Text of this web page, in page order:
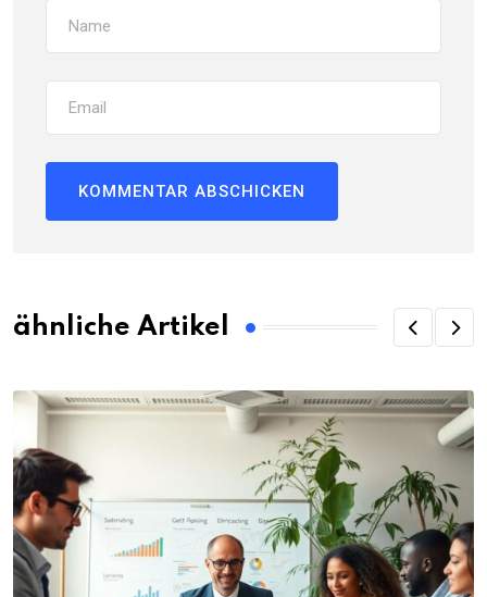
ähnliche Artikel